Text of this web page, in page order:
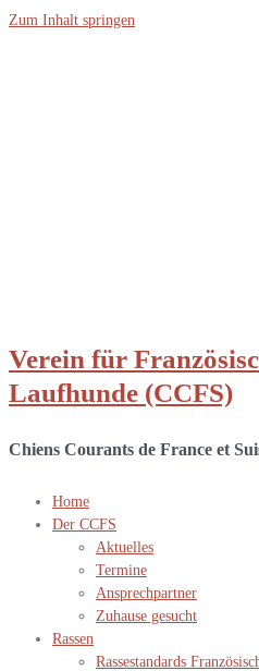
Zum Inhalt springen
Verein für
Laufhunde (CCFS)
Chiens Courants de France et
Home
Der CCFS
Aktuelles
Termine
Ansprechpartner
Zuhause gesucht
Rassen
Rassestandards